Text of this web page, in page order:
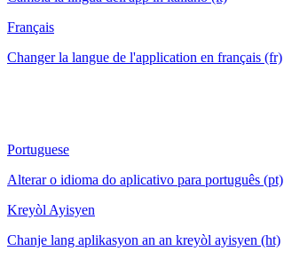
Français
Changer la langue de l'application en français (fr)
Portuguese
Alterar o idioma do aplicativo para português (pt)
Kreyòl Ayisyen
Chanje lang aplikasyon an an kreyòl ayisyen (ht)